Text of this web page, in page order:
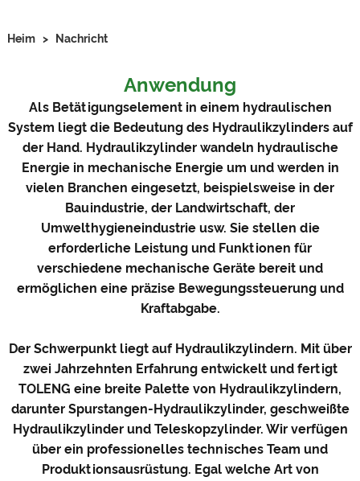
Heim > Nachricht
Anwendung
Als Betätigungselement in einem hydraulischen
System liegt die Bedeutung des Hydraulikzylinders auf
der Hand. Hydraulikzylinder wandeln hydraulische
Energie in mechanische Energie um und werden in
vielen Branchen eingesetzt, beispielsweise in der
Bauindustrie, der Landwirtschaft, der
Umwelthygieneindustrie usw. Sie stellen die
erforderliche Leistung und Funktionen für
verschiedene mechanische Geräte bereit und
ermöglichen eine präzise Bewegungssteuerung und
Kraftabgabe.
Der Schwerpunkt liegt auf Hydraulikzylindern. Mit über
zwei Jahrzehnten Erfahrung entwickelt und fertigt
TOLENG eine breite Palette von Hydraulikzylindern,
darunter Spurstangen-Hydraulikzylinder, geschweißte
Hydraulikzylinder und Teleskopzylinder. Wir verfügen
über ein professionelles technisches Team und
Produktionsausrüstung. Egal welche Art von